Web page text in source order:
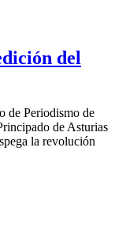
del
de Periodismo de
de Asturias
la revolución